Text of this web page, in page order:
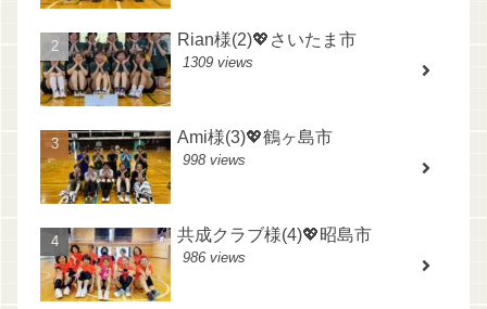
Rian様(2)💖さいたま市
1309 views
Ami様(3)💖鶴ヶ島市
998 views
共成クラブ様(4)💖昭島市
986 views